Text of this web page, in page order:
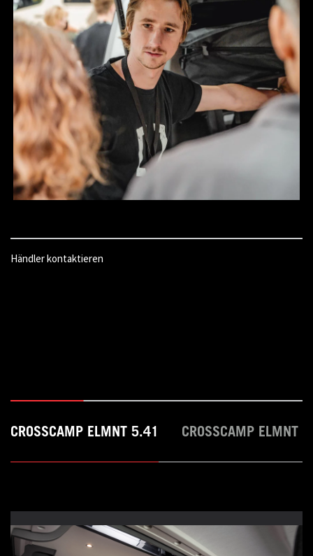
Händler kontaktieren
CROSSCAMP ELMNT 5.41 CROSSCAMP ELMNT